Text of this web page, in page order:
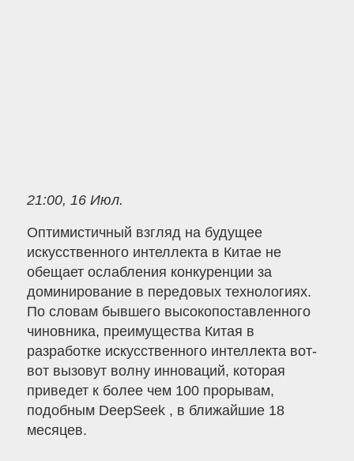
21:00, 16 Июл.
Оптимистичный взгляд на будущее
искусственного интеллекта в Китае не
обещает ослабления конкуренции за
доминирование в передовых технологиях.
По словам бывшего высокопоставленного
чиновника, преимущества Китая в
разработке искусственного интеллекта вот-
вот вызовут волну инноваций, которая
приведет к более чем 100 прорывам,
подобным DeepSeek , в ближайшие 18
месяцев.